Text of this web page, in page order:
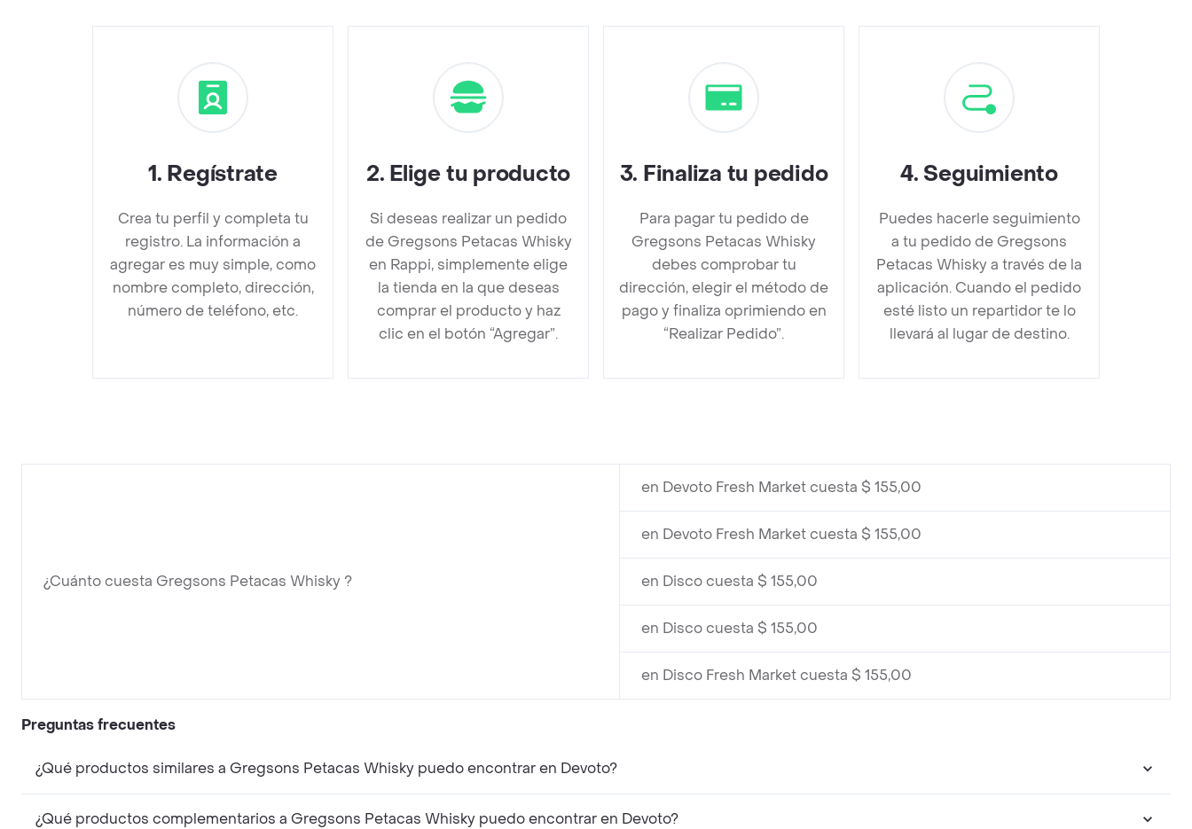
1. Regístrate
Crea tu perfil y completa tu
registro. La información a
agregar es muy simple, como
nombre completo, dirección,
número de teléfono, etc.
2. Elige tu producto
Si deseas realizar un pedido
de Gregsons Petacas Whisky
en Rappi, simplemente elige
la tienda en la que deseas
comprar el producto y haz
clic en el botón “Agregar”.
3. Finaliza tu pedido
Para pagar tu pedido de
Gregsons Petacas Whisky
debes comprobar tu
dirección, elegir el método de
pago y finaliza oprimiendo en
“Realizar Pedido”.
4. Seguimiento
Puedes hacerle seguimiento
a tu pedido de Gregsons
Petacas Whisky a través de la
aplicación. Cuando el pedido
esté listo un repartidor te lo
llevará al lugar de destino.
¿Cuánto cuesta Gregsons Petacas Whisky ?
en Devoto Fresh Market cuesta $ 155,00
en Devoto Fresh Market cuesta $ 155,00
en Disco cuesta $ 155,00
en Disco cuesta $ 155,00
en Disco Fresh Market cuesta $ 155,00
Preguntas frecuentes
¿Qué productos similares a Gregsons Petacas Whisky puedo encontrar en Devoto?
¿Qué productos complementarios a Gregsons Petacas Whisky puedo encontrar en Devoto?